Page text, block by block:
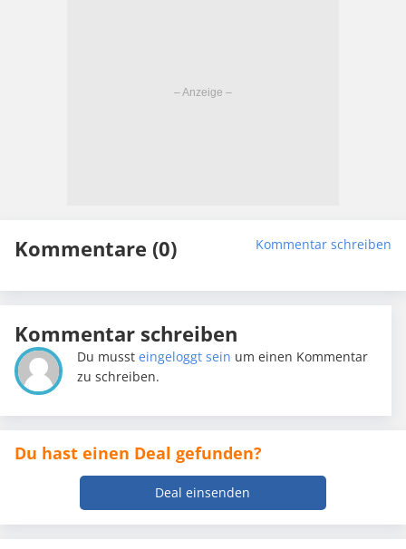
Kommentare (0) Kommentar schreiben
Kommentar schreiben
Du mussteingeloggt sein um einen Kommentar
zu schreiben.
Du hast einen Deal gefunden?
Deal einsenden